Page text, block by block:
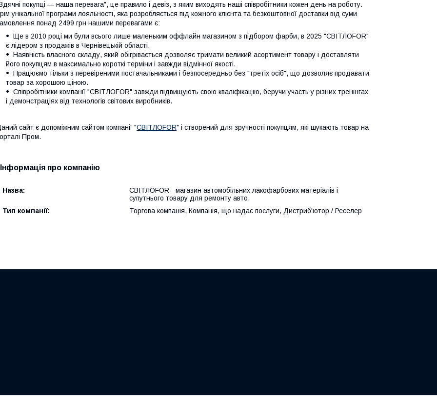
покупці — наша перевага", це правило і девіз, з яким виходять наші співробітники кожен день на роботу.
унікальної програми лояльності, яка розробляється під кожного клієнта та безкоштовної доставки від суми
понад 2499 грн нашими перевагами є:
Ще в 2010 році ми були всього лише маленьким оффлайн магазином з підбором фарби, в 2025 "СВІТЛОFOR"
є лідером з продажів в Чернівецькій області.
Наявність власного складу, який обігрівається дозволяє тримати великий асортимент товару і доставляти
його покупцям в максимально короткі терміни і завжди відмінної якості.
Працюємо тільки з перевіреними постачальниками і безпосередньо без "третіх осіб", що дозволяє продавати
товар за хорошою ціною.
Співробітники компанії "СВІТЛОFOR" завжди підвищують свою кваліфікацію, беручи участь у різних тренінгах
і демонстраціях від технологів світових виробників.
сайт є допоміжним сайтом компанії "СВІТЛОFOR" і створений для зручності покупцям, які шукають товар на
Пром.
Інформація про компанію
Назва:
СВІТЛОFOR - магазин автомобільних лакофарбових матеріалів і
супутнього товару для ремонту авто.
Тип компанії:
Торгова компанія, Компанія, що надає послуги, Дистриб'ютор / Реселер